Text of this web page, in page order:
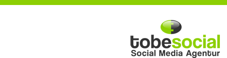
Direkt zum Inhalt